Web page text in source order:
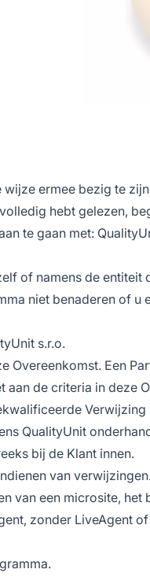
ermee bezig te
hebt gelezen,
te gaan met:
of namens de
niet benaderen of u
s.r.o.
Overeenkomst. Een
de criteria in deze
QualityUnit
bij de Klant innen.
van
van een microsite,
zonder LiveAgent